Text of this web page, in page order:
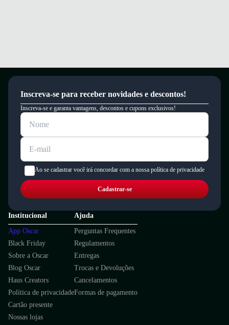
Inscreva-se para receber novidades e descontos!
Inscreva-se e garanta vantagens, descontos e cupons exclusivos!
Ao se cadastrar você irá concordar com a nossa política de privacidade
Cadastrar-se
Institucional
App Oscar
Black Friday
Sobre a Oscar
Blog Oscar
Haus Creators
Política de privacidade
Cartão presente
Nossas lojas
Ajuda
Perguntas Frequentes
Regulamentos
Entregas
Trocas e Devoluções
Cancelamentos
Formas de pagamento